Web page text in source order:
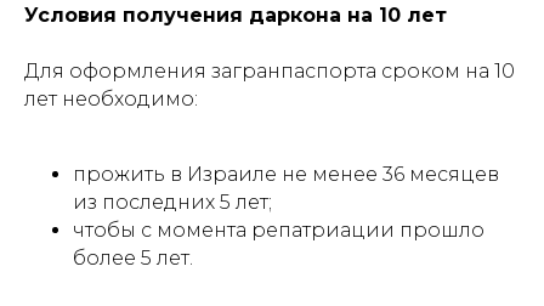
Условия получения даркона на 10 лет
Для оформления загранпаспорта сроком на 10
лет необходимо:
прожить в Израиле не менее 36 месяцев
из последних 5 лет;
чтобы с момента репатриации прошло
более 5 лет.